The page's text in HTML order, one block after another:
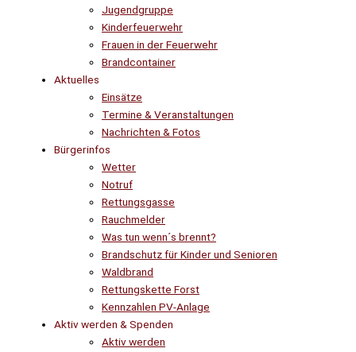
Jugendgruppe
Kinderfeuerwehr
Frauen in der Feuerwehr
Brandcontainer
Aktuelles
Einsätze
Termine & Veranstaltungen
Nachrichten & Fotos
Bürgerinfos
Wetter
Notruf
Rettungsgasse
Rauchmelder
Was tun wenn´s brennt?
Brandschutz für Kinder und Senioren
Waldbrand
Rettungskette Forst
Kennzahlen PV-Anlage
Aktiv werden & Spenden
Aktiv werden